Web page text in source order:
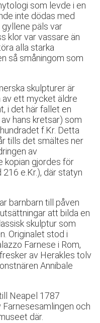
som levde i en
inte dödas med
päls var
klor var vassare än
alla starka
så småningom som
skulpturer är
av ett mycket äldre
i det här fallet en
hans kretsar) som
f.Kr. Detta
tills det smältes ner
av
kopian gjordes för
e.Kr.), där statyn
barnbarn till påven
att bilda en
skulptur som
Originalet stod i
Farnese i Rom,
av Herakles tolv
Annibale
Neapel 1787
och
där.